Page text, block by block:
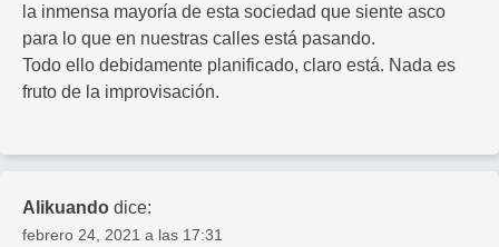
la inmensa mayoría de esta sociedad que siente asco
para lo que en nuestras calles está pasando.
Todo ello debidamente planificado, claro está. Nada es
fruto de la improvisación.
Alikuando dice:
febrero 24, 2021 a las 17:31